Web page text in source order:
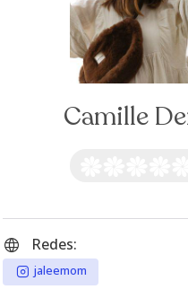
Camille
Redes:
jaleemom